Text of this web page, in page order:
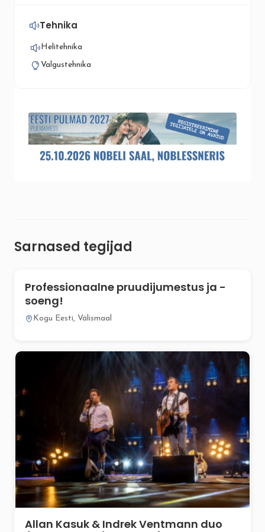
Tehnika
Helitehnika
Valgustehnika
Sarnased tegijad
Professionaalne pruudijumestus ja -
soeng!
Kogu Eesti, Välismaal
Allan Kasuk & Indrek Ventmann duo